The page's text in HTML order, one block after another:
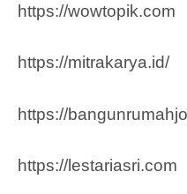
https://wowtopik.com
https://mitrakarya.id/
https://
https://lestariasri.com